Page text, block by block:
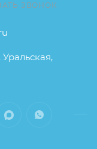
ЗВОНОК
Уральская,